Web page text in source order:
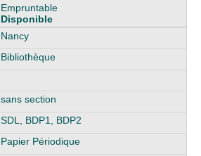
Empruntable
Disponible
Nancy
Bibliothèque
sans section
SDL, BDP1, BDP2
Papier Périodique